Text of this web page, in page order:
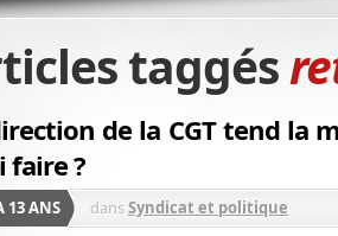
taggés
de la CGT tend la
faire ?
13 ANS dansSyndicat et politique